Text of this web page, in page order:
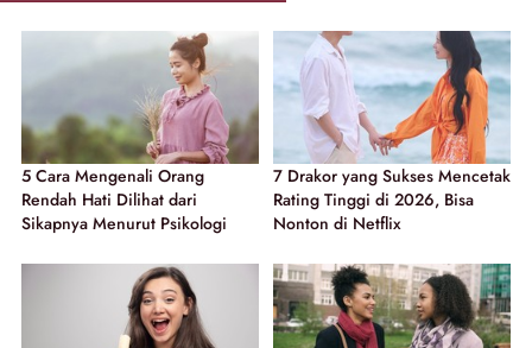
5 Cara Mengenali Orang
Rendah Hati Dilihat dari
Sikapnya Menurut Psikologi
7 Drakor yang Sukses Mencetak
Rating Tinggi di 2026, Bisa
Nonton di Netflix